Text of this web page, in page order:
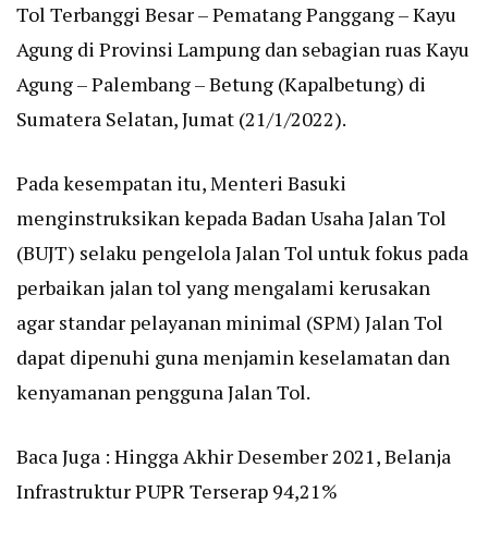
Tol Terbanggi Besar – Pematang Panggang – Kayu
Agung di Provinsi Lampung dan sebagian ruas Kayu
Agung – Palembang – Betung (Kapalbetung) di
Sumatera Selatan, Jumat (21/1/2022).
Pada kesempatan itu, Menteri Basuki
menginstruksikan kepada Badan Usaha Jalan Tol
(BUJT) selaku pengelola Jalan Tol untuk fokus pada
perbaikan jalan tol yang mengalami kerusakan
agar standar pelayanan minimal (SPM) Jalan Tol
dapat dipenuhi guna menjamin keselamatan dan
kenyamanan pengguna Jalan Tol.
Baca Juga : Hingga Akhir Desember 2021, Belanja
Infrastruktur PUPR Terserap 94,21%